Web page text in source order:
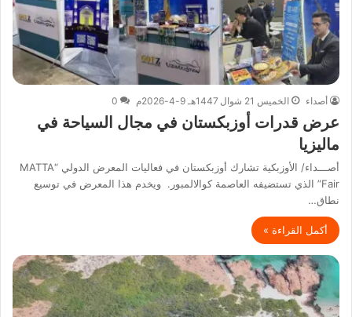
أصداء الخميس 21 شوال 1447هـ 9-4-2026م 0
عرض قدرات أوزبكستان في مجال السياحة في
ماليزيا
أصـــداء/ الأوزبكية تشارك أوزبكستان في فعاليات المعرض الدولي “MATTA
Fair” الذي تستضيفه العاصمة كوالالمبور. ويخدم هذا المعرض في توسيع
نطاق…
أكمل القراءة »